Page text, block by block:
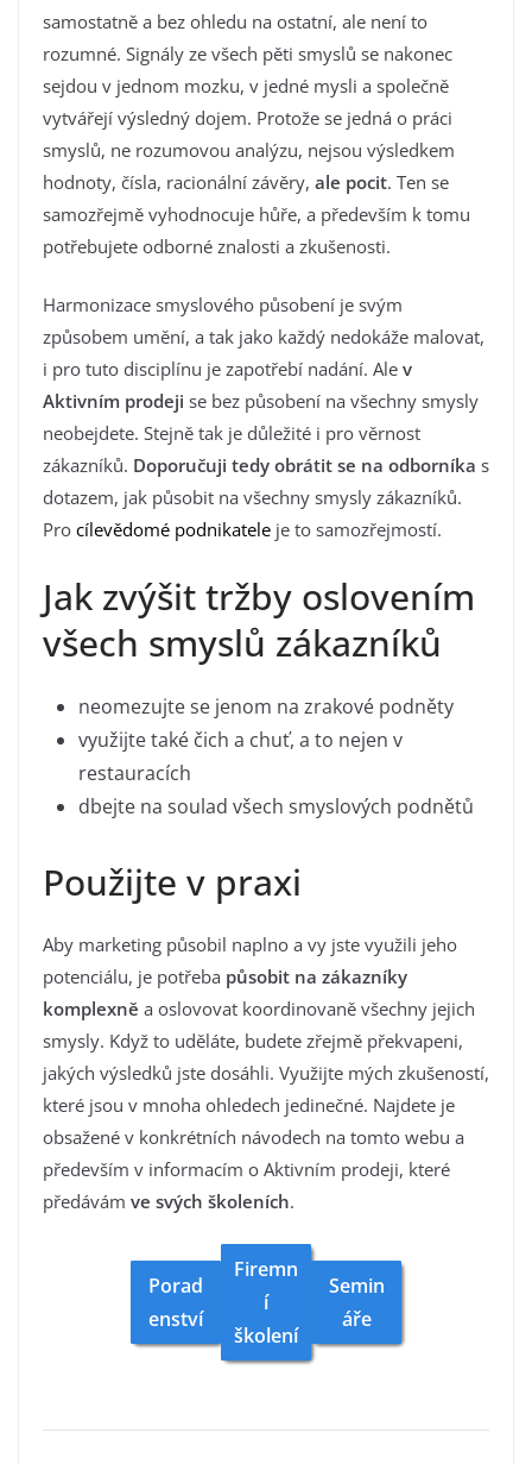
samostatně a bez ohledu na ostatní, ale není to
rozumné. Signály ze všech pěti smyslů se nakonec
sejdou v jednom mozku, v jedné mysli a společně
vytvářejí výsledný dojem. Protože se jedná o práci
smyslů, ne rozumovou analýzu, nejsou výsledkem
hodnoty, čísla, racionální závěry, ale pocit. Ten se
samozřejmě vyhodnocuje hůře, a především k tomu
potřebujete odborné znalosti a zkušenosti.
Harmonizace smyslového působení je svým
způsobem umění, a tak jako každý nedokáže malovat,
i pro tuto disciplínu je zapotřebí nadání. Ale v
Aktivním prodeji se bez působení na všechny smysly
neobejdete. Stejně tak je důležité i pro věrnost
zákazníků. Doporučuji tedy obrátit se na odborníka s
dotazem, jak působit na všechny smysly zákazníků.
Pro cílevědomé podnikatele je to samozřejmostí.
Jak zvýšit tržby oslovením
všech smyslů zákazníků
neomezujte se jenom na zrakové podněty
využijte také čich a chuť, a to nejen v
restauracích
dbejte na soulad všech smyslových podnětů
Použijte v praxi
Aby marketing působil naplno a vy jste využili jeho
potenciálu, je potřeba působit na zákazníky
komplexně a oslovovat koordinovaně všechny jejich
smysly. Když to uděláte, budete zřejmě překvapeni,
jakých výsledků jste dosáhli. Využijte mých zkušeností,
které jsou v mnoha ohledech jedinečné. Najdete je
obsažené v konkrétních návodech na tomto webu a
především v informacím o Aktivním prodeji, které
předávám ve svých školeních.
Porad
enství
Firemn
í
školení
Semin
áře